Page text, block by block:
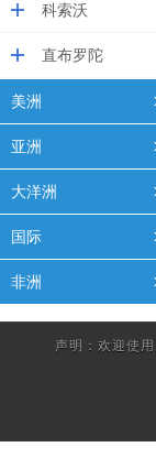
科索沃
直布罗陀
美洲
亚洲
大洋洲
国际
非洲
声明：欢迎使用